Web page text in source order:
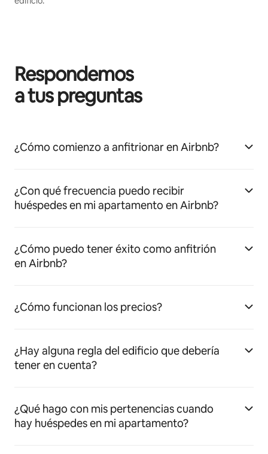
Respondemos
a tus preguntas
¿Cómo comienzo a anfitrionar en Airbnb?
¿Con qué frecuencia puedo recibir
huéspedes en mi apartamento en Airbnb?
¿Cómo puedo tener éxito como anfitrión
en Airbnb?
¿Cómo funcionan los precios?
¿Hay alguna regla del edificio que debería
tener en cuenta?
¿Qué hago con mis pertenencias cuando
hay huéspedes en mi apartamento?